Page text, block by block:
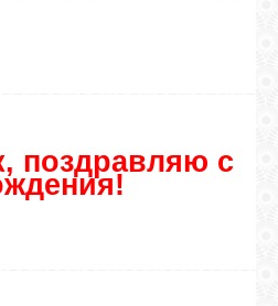
поздравляю с